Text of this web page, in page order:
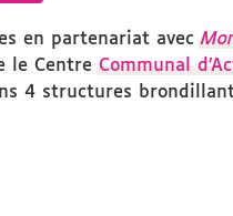
en partenariat avec
le Centre Communal
4 structures